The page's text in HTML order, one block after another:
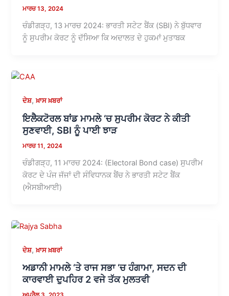
ਮਾਰਚ 13, 2024
ਚੰਡੀਗੜ੍ਹ, 13 ਮਾਰਚ 2024: ਭਾਰਤੀ ਸਟੇਟ ਬੈਂਕ (SBI) ਨੇ ਬੁੱਧਵਾਰ
ਨੂੰ ਸੁਪਰੀਮ ਕੋਰਟ ਨੂੰ ਦੱਸਿਆ ਕਿ ਅਦਾਲਤ ਦੇ ਹੁਕਮਾਂ ਮੁਤਾਬਕ
ਦੇਸ਼,ਖ਼ਾਸ ਖ਼ਬਰਾਂ
ਇਲੈਕਟੋਰਲ ਬਾਂਡ ਮਾਮਲੇ ‘ਚ ਸੁਪਰੀਮ ਕੋਰਟ ਨੇ ਕੀਤੀ
ਸੁਣਵਾਈ, SBI ਨੂੰ ਪਾਈ ਝਾੜ
ਮਾਰਚ 11, 2024
ਚੰਡੀਗੜ੍ਹ, 11 ਮਾਰਚ 2024: (Electoral Bond case) ਸੁਪਰੀਮ
ਕੋਰਟ ਦੇ ਪੰਜ ਜੱਜਾਂ ਦੀ ਸੰਵਿਧਾਨਕ ਬੈਂਚ ਨੇ ਭਾਰਤੀ ਸਟੇਟ ਬੈਂਕ
(ਐਸਬੀਆਈ)
ਦੇਸ਼,ਖ਼ਾਸ ਖ਼ਬਰਾਂ
ਅਡਾਨੀ ਮਾਮਲੇ ‘ਤੇ ਰਾਜ ਸਭਾ ‘ਚ ਹੰਗਾਮਾ, ਸਦਨ ਦੀ
ਕਾਰਵਾਈ ਦੁਪਹਿਰ 2 ਵਜੇ ਤੱਕ ਮੁਲਤਵੀ